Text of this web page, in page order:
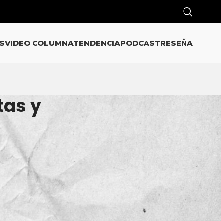
VIDEO COLUMNATENDENCIAPODCASTRESEÑA
y